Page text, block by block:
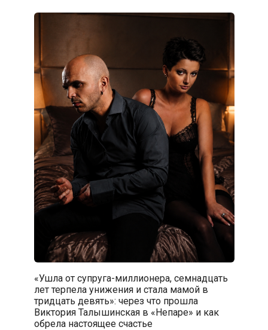
«Ушла от супруга-миллионера, семнадцать
лет терпела унижения и стала мамой в
тридцать девять»: через что прошла
Виктория Талышинская в «Непаре» и как
обрела настоящее счастье